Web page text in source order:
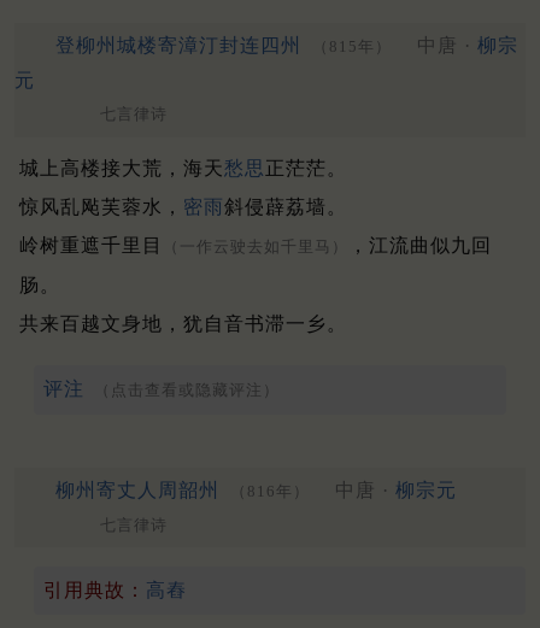
登柳州城楼寄漳汀封连四州 （815年） 中唐 · 柳宗
元
七言律诗
城上高楼接大荒，海天愁思 正茫茫。
惊风乱飐芙蓉水， 密雨斜侵薜荔墙。
岭树重遮千里目
（一作云驶去如千里马）
，江流曲似九回
肠。
共来百越文身地，犹自音书滞一乡。
评注 （点击查看或隐藏评注）
柳州寄丈人周韶州 （816年） 中唐 · 柳宗元
七言律诗
引用典故： 高舂